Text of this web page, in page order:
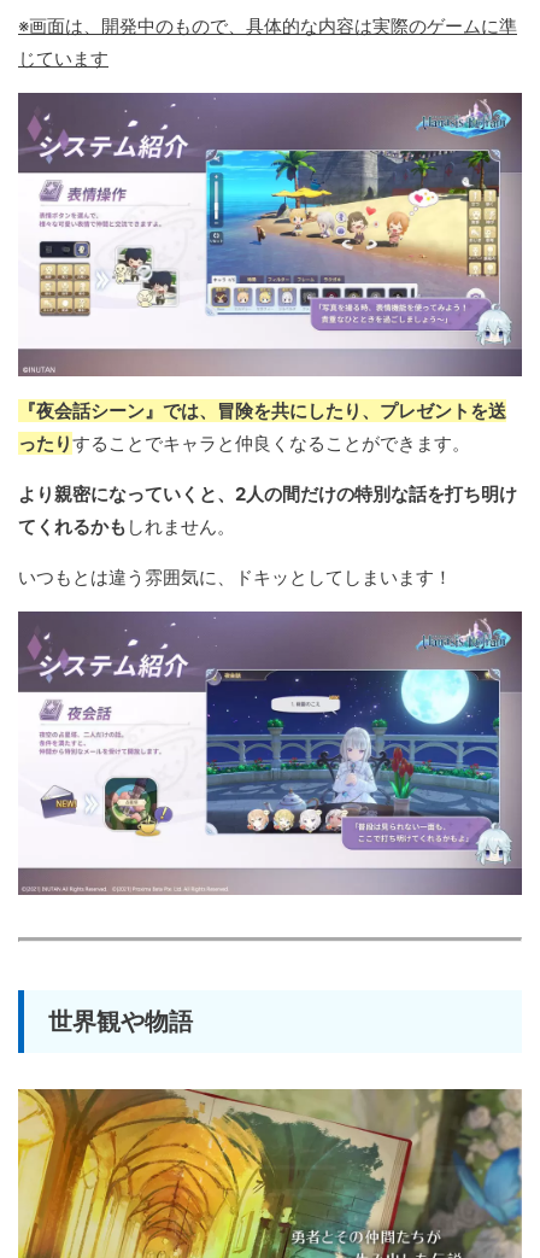
※画面は、開発中のもので、具体的な内容は実際のゲームに準
じています
『夜会話シーン』では、冒険を共にしたり、プレゼントを送
ったりすることでキャラと仲良くなることができます。
より親密になっていくと、2人の間だけの特別な話を打ち明け
てくれるかも しれません。
いつもとは違う雰囲気に、ドキッとしてしまいます！
世界観や物語